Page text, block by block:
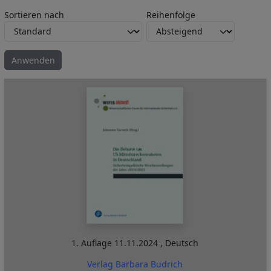
Sortieren nach Reihenfolge
1. Auflage 11.11.2024 , Deutsch
Verlag Barbara Budrich